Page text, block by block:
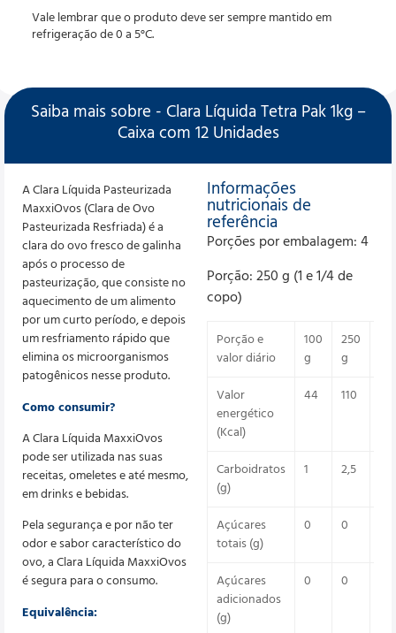
Vale lembrar que o produto deve ser sempre mantido em
refrigeração de 0 a 5°C.
Saiba mais sobre - Clara Líquida Tetra Pak 1kg –
Caixa com 12 Unidades
A Clara Líquida Pasteurizada
MaxxiOvos (Clara de Ovo
Pasteurizada Resfriada) é a
clara do ovo fresco de galinha
após o processo de
pasteurização, que consiste no
aquecimento de um alimento
por um curto período, e depois
um resfriamento rápido que
elimina os microorganismos
patogênicos nesse produto.
Como consumir?
A Clara Líquida MaxxiOvos
pode ser utilizada nas suas
receitas, omeletes e até mesmo,
em drinks e bebidas.
Pela segurança e por não ter
odor e sabor característico do
ovo, a Clara Líquida MaxxiOvos
é segura para o consumo.
Equivalência:
Informações
nutricionais de
referência
Porções por embalagem: 4
Porção: 250 g (1 e 1/4 de
copo)
Porção e
valor diário
100
g
250
g
Valor
energético
(Kcal)
44 110
Carboidratos
(g)
1 2,5
Açúcares
totais (g)
0 0
Açúcares
adicionados
(g)
0 0